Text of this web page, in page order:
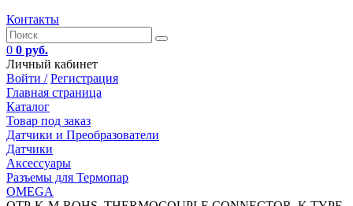
Контакты
0 0 руб.
Личный кабинет
Войти / Регистрация
Главная страница
Каталог
Товар под заказ
Датчики и Преобразователи
Датчики
Аксессуары
Разъемы для Термопар
OMEGA